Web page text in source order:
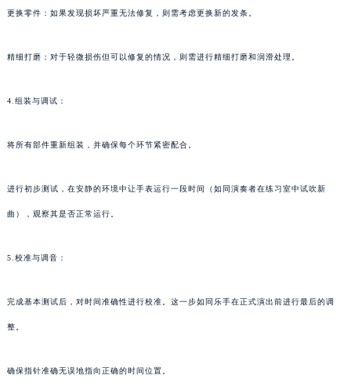
更换零件：如果发现损坏严重无法修复，则需考虑更换新的发条。
精细打磨：对于轻微损伤但可以修复的情况，则需进行精细打磨和润滑处理。
4.组装与调试：
将所有部件重新组装，并确保每个环节紧密配合。
进行初步测试，在安静的环境中让手表运行一段时间（如同演奏者在练习室中试吹新
曲），观察其是否正常运行。
5.校准与调音：
完成基本测试后，对时间准确性进行校准。这一步如同乐手在正式演出前进行最后的调
整。
确保指针准确无误地指向正确的时间位置。